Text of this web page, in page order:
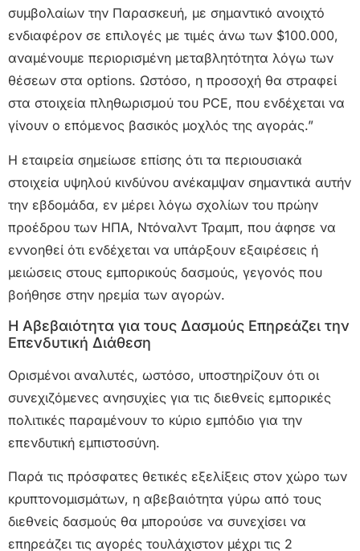
συμβολαίων την Παρασκευή, με σημαντικό ανοιχτό
ενδιαφέρον σε επιλογές με τιμές άνω των $100.000,
αναμένουμε περιορισμένη μεταβλητότητα λόγω των
θέσεων στα options. Ωστόσο, η προσοχή θα στραφεί
στα στοιχεία πληθωρισμού του PCE, που ενδέχεται να
γίνουν ο επόμενος βασικός μοχλός της αγοράς.”
Η εταιρεία σημείωσε επίσης ότι τα περιουσιακά
στοιχεία υψηλού κινδύνου ανέκαμψαν σημαντικά αυτήν
την εβδομάδα, εν μέρει λόγω σχολίων του πρώην
προέδρου των ΗΠΑ, Ντόναλντ Τραμπ, που άφησε να
εννοηθεί ότι ενδέχεται να υπάρξουν εξαιρέσεις ή
μειώσεις στους εμπορικούς δασμούς, γεγονός που
βοήθησε στην ηρεμία των αγορών.
Η Αβεβαιότητα για τους Δασμούς Επηρεάζει την
Επενδυτική Διάθεση
Ορισμένοι αναλυτές, ωστόσο, υποστηρίζουν ότι οι
συνεχιζόμενες ανησυχίες για τις διεθνείς εμπορικές
πολιτικές παραμένουν το κύριο εμπόδιο για την
επενδυτική εμπιστοσύνη.
Παρά τις πρόσφατες θετικές εξελίξεις στον χώρο των
κρυπτονομισμάτων, η αβεβαιότητα γύρω από τους
διεθνείς δασμούς θα μπορούσε να συνεχίσει να
επηρεάζει τις αγορές τουλάχιστον μέχρι τις 2